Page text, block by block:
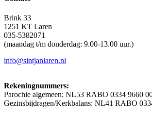
Brink 33
1251 KT Laren
035-5382071
(maandag t/m donderdag: 9.00-13.00 uur.)
info@sintjanlaren.nl
Rekeningnummers:
Parochie algemeen: NL53 RABO 0334 9660
Gezinsbijdragen/Kerkbalans: NL41 RABO